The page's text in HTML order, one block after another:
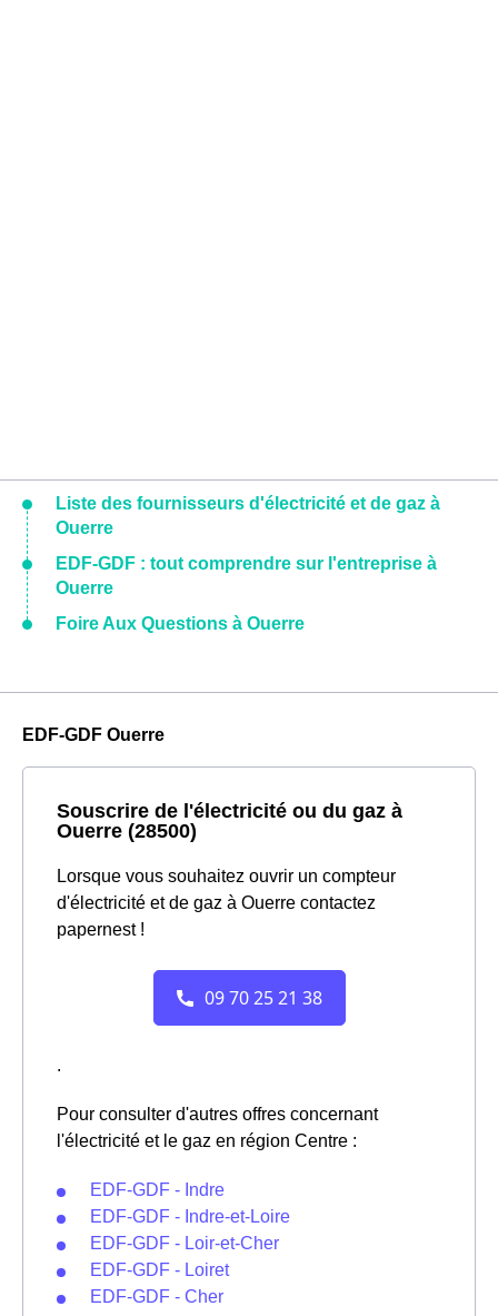
Liste des fournisseurs d'électricité et de gaz à
Ouerre
EDF-GDF : tout comprendre sur l'entreprise à
Ouerre
Foire Aux Questions à Ouerre
EDF-GDF Ouerre
Souscrire de l'électricité ou du gaz à
Ouerre (28500)
Lorsque vous souhaitez ouvrir un compteur
d'électricité et de gaz à Ouerre contactez
papernest !
.
Pour consulter d'autres offres concernant
l'électricité et le gaz en région Centre :
EDF-GDF - Indre
EDF-GDF - Indre-et-Loire
EDF-GDF - Loir-et-Cher
EDF-GDF - Loiret
EDF-GDF - Cher